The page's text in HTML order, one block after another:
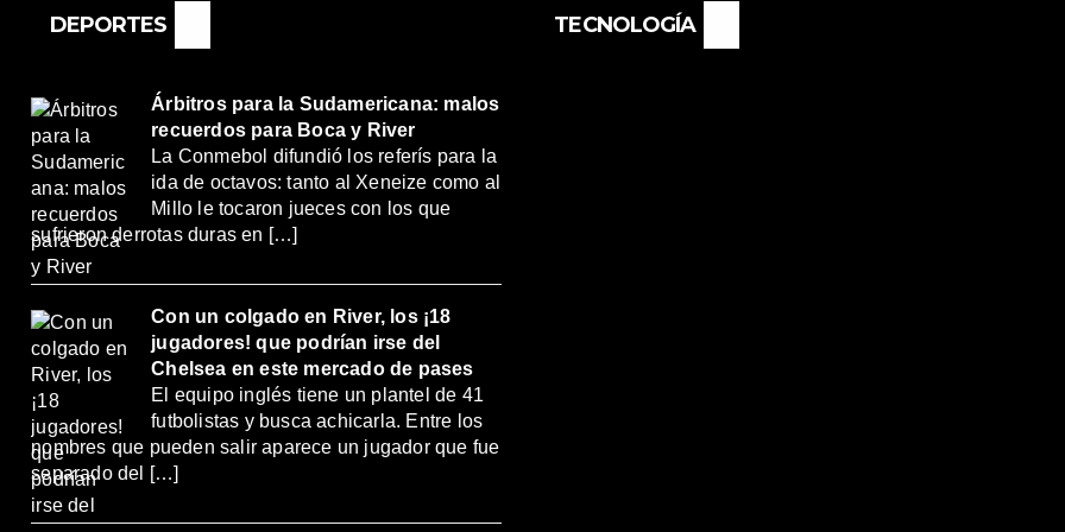
DEPORTES
Árbitros para la Sudamericana: malos
recuerdos para Boca y River
La Conmebol difundió los referís para la
ida de octavos: tanto al Xeneize como al
Millo le tocaron jueces con los que
sufrieron derrotas duras en […]
Con un colgado en River, los ¡18
jugadores! que podrían irse del
Chelsea en este mercado de pases
El equipo inglés tiene un plantel de 41
futbolistas y busca achicarla. Entre los
nombres que pueden salir aparece un jugador que fue
separado del […]
TECNOLOGÍA